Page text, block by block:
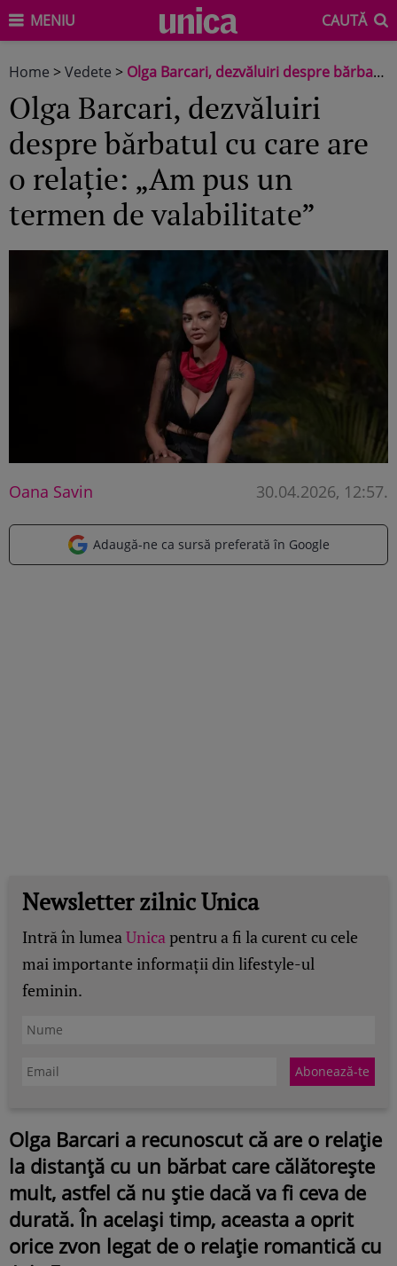
MENIU CAUTĂ
Home >Vedete > Olga Barcari, dezvăluiri despre bărbatul cu care are o relație: „Am pus un termen de valabilitate”
Olga Barcari, dezvăluiri
despre bărbatul cu care are
o relație: „Am pus un
termen de valabilitate”
Oana Savin 30.04.2026, 12:57.
Adaugă-ne ca sursă preferată în Google
Newsletter zilnic Unica
Intră în lumeaUnicapentru a fi la curent cu cele
mai importante informații din lifestyle-ul
feminin.
Olga Barcari a recunoscut că are o relație
la distanță cu un bărbat care călătorește
mult, astfel că nu știe dacă va fi ceva de
durată. În același timp, aceasta a oprit
orice zvon legat de o relație romantică cu